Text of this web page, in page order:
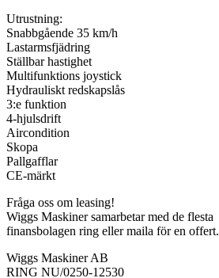
Utrustning:
Snabbgående 35 km/h
Lastarmsfjädring
Ställbar hastighet
Multifunktions joystick
Hydrauliskt redskapslås
3:e funktion
4-hjulsdrift
Aircondition
Skopa
Pallgafflar
CE-märkt
Fråga oss om leasing!
Wiggs Maskiner samarbetar med de flesta
finansbolagen ring eller maila för en offert.
Wiggs Maskiner AB
RING NU/0250-12530